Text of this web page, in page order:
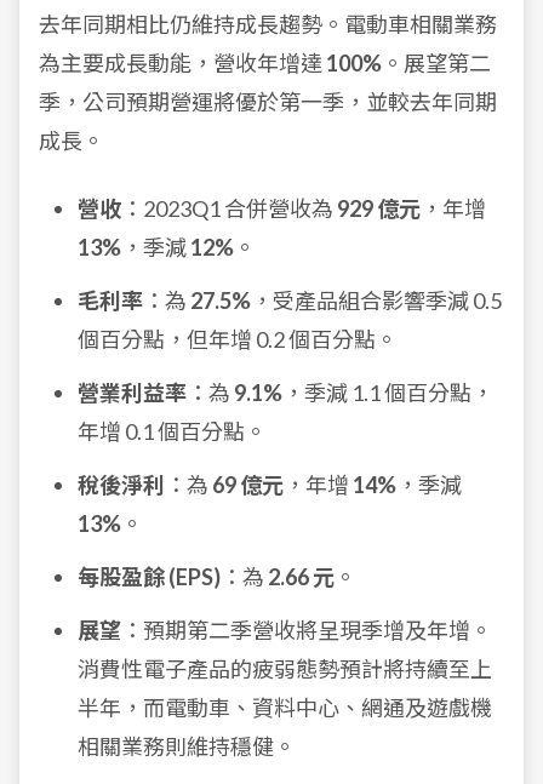
去年同期相比仍維持成長趨勢。電動車相關業務
為主要成長動能，營收年增達 100% 。展望第二
季，公司預期營運將優於第一季，並較去年同期
成長。
營收 ：2023Q1 合併營收為 929 億元 ，年增
13% ，季減12% 。
毛利率 ：為 27.5% ，受產品組合影響季減 0.5
個百分點，但年增 0.2 個百分點。
營業利益率 ：為 9.1% ，季減 1.1 個百分點，
年增 0.1 個百分點。
稅後淨利
：為 69 億元 ，年增 14% ，季減
13% 。
每股盈餘 (EPS) ：為 2.66 元 。
展望 ：預期第二季營收將呈現季增及年增。
消費性電子產品的疲弱態勢預計將持續至上
半年，而電動車、資料中心、網通及遊戲機
相關業務則維持穩健。